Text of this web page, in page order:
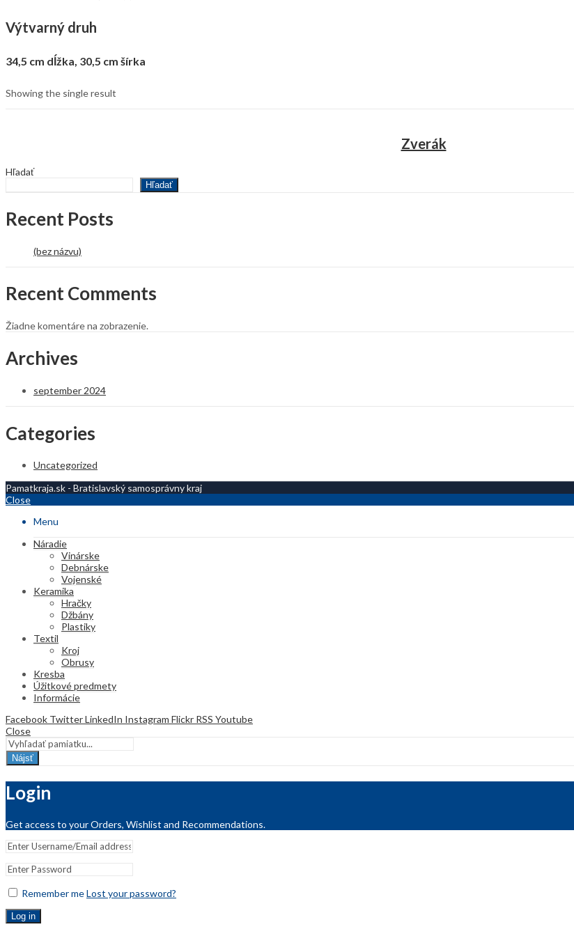
Výtvarný druh
34,5 cm dĺžka, 30,5 cm šírka
Showing the single result
Zverák
Hľadať
Hľadať
Recent Posts
(bez názvu)
Recent Comments
Žiadne komentáre na zobrazenie.
Archives
september 2024
Categories
Uncategorized
Pamatkraja.sk - Bratislavský samosprávny kraj
Close
Menu
Náradie
Vinárske
Debnárske
Vojenské
Keramika
Hračky
Džbány
Plastiky
Textil
Kroj
Obrusy
Kresba
Úžitkové predmety
Informácie
Facebook TwitterLinkedIn Instagram Flickr RSS Youtube
Close
Nájsť
Login
Get access to your Orders, Wishlist and Recommendations.
Remember meLost your password?
Log in